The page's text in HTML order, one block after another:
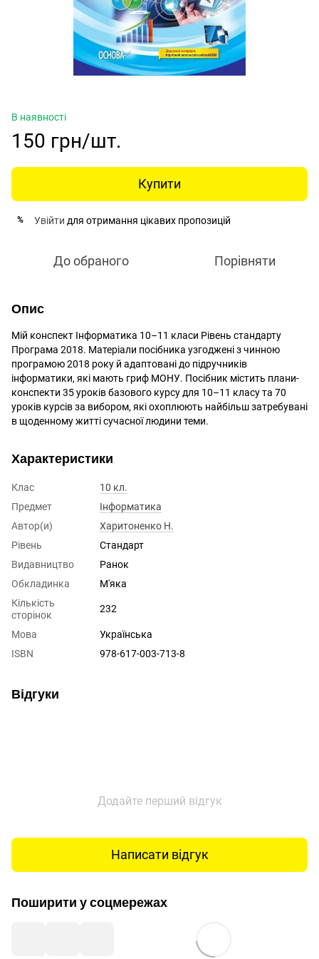
В наявності
150 грн/шт.
Купити
% Увійти для отримання цікавих пропозицій
До обраного Порівняти
Опис
Мій конспект Інформатика 10–11 класи Рівень стандарту
Програма 2018. Матеріали посібника узгоджені з чинною
програмою 2018 року й адаптовані до підручників
інформатики, які мають гриф МОНУ. Посібник містить плани-
конспекти 35 уроків базового курсу для 10–11 класу та 70
уроків курсів за вибором, які охоплюють найбільш затребувані
в щоденному житті сучасної людини теми.
Характеристики
Клас
10 кл.
Предмет
Інформатика
Автор(и)
Харитоненко Н.
Рівень
Стандарт
Видавництво
Ранок
Обкладинка
М'яка
Кількість
сторінок
232
Мова
Українська
ISBN
978-617-003-713-8
Відгуки
Додайте перший відгук
Написати відгук
Поширити у соцмережах